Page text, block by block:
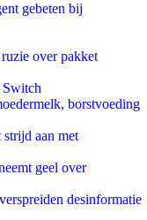
gebeten bij
over pakket
Switch
borstvoeding
aan met
geel over
desinformatie